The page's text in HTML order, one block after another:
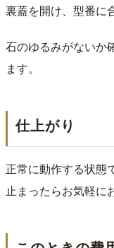
裏蓋を開け、型番に
石のゆるみがないか
ます。
仕上がり
正常に動作する状態
止まったらお気軽に